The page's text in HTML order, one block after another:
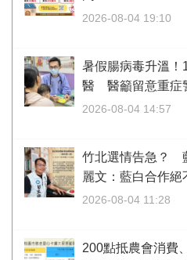
2026-08-04 19:10
暑假腸病毒升溫！
醫 醫籲留意重症
2026-08-04 14:57
竹北選情告急？
麗文：藍白合作絕
2026-08-04 11:28
200點抵農會消費